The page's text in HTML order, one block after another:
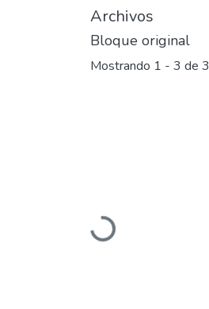
Archivos
Bloque original
Mostrando 1 - 3 de 3
Cargando...